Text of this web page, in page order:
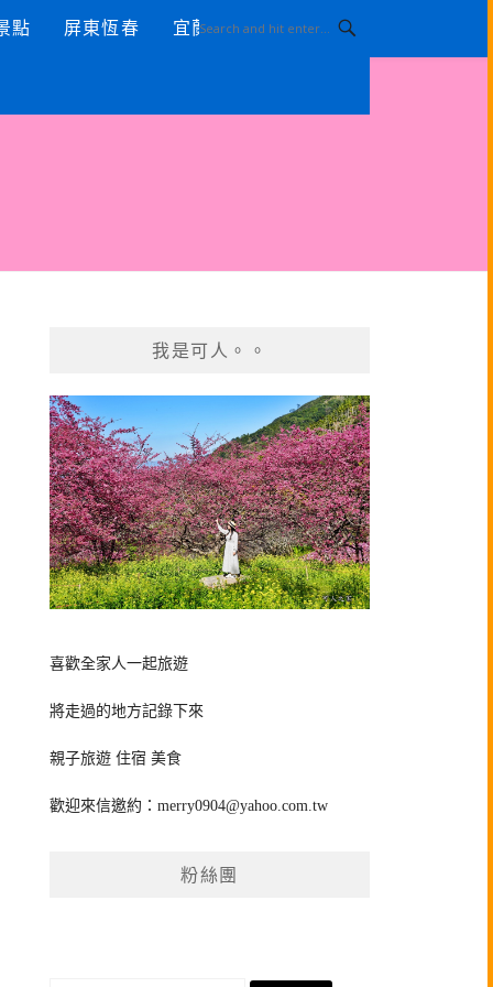
點 屏東恆春 宜蘭景點
我是可人。。
喜歡全家人一起旅遊
將走過的地方記錄下來
親子旅遊 住宿 美食
歡迎來信邀約：merry0904@yahoo.com.tw
粉絲團